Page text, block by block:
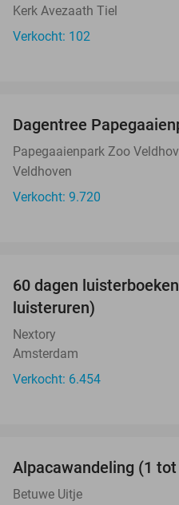
Kerk Avezaath Tiel
Verkocht: 102
Dagentree
Papegaaienpark Zoo
Veldhoven
Verkocht: 9.720
60 dagen
luisteruren)
Nextory
Amsterdam
Verkocht: 6.454
Alpacawandeling (1
Betuwe Uitje